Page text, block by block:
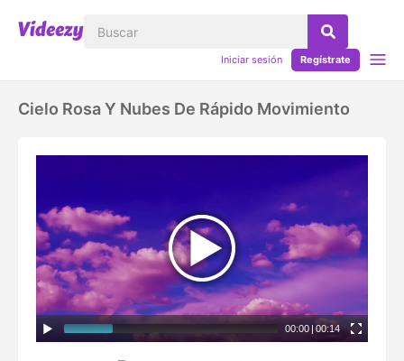
Iniciar sesión Regístrate
Cielo Rosa Y Nubes De Rápido Movimiento
00:00 | 00:14